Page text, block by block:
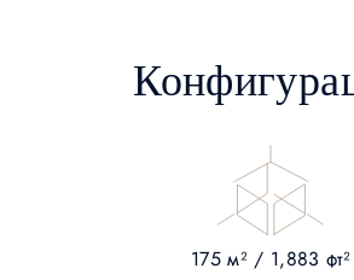
175 м² / 1,883 фт²